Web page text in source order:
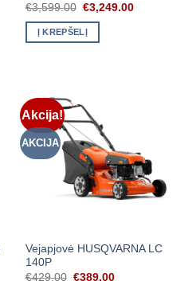
€3,599.00 Original
was:
€3,599.00.
€3,249.00Current
Į KREPŠELĮ
Akcija!
AKCIJA
Vejapjovė HUSQVARNA LC
140P
€429.00 Original
€389.00Current